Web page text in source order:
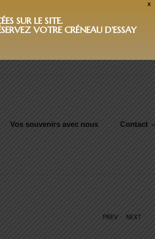
X
SUR LE SITE.
VOTRE CRÉNEAU D'ESSAY
Vos souvenirs avec nous Contact
PREV . NEXT